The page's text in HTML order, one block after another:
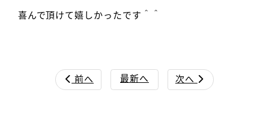
喜んで頂けて嬉しかったです＾＾
 前へ 最新へ 次へ 